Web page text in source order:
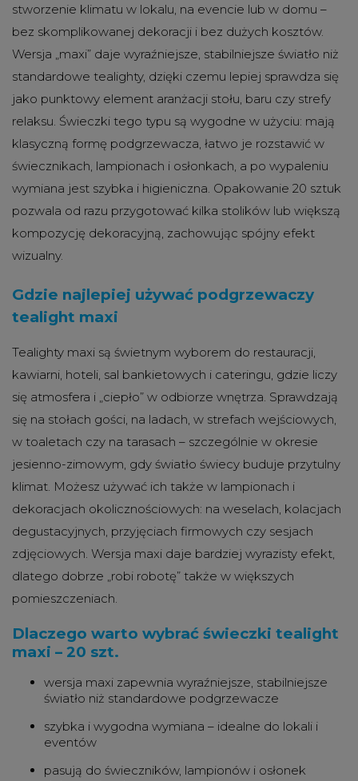
stworzenie klimatu w lokalu, na evencie lub w domu –
bez skomplikowanej dekoracji i bez dużych kosztów.
Wersja „maxi” daje wyraźniejsze, stabilniejsze światło niż
standardowe tealighty, dzięki czemu lepiej sprawdza się
jako punktowy element aranżacji stołu, baru czy strefy
relaksu. Świeczki tego typu są wygodne w użyciu: mają
klasyczną formę podgrzewacza, łatwo je rozstawić w
świecznikach, lampionach i osłonkach, a po wypaleniu
wymiana jest szybka i higieniczna. Opakowanie 20 sztuk
pozwala od razu przygotować kilka stolików lub większą
kompozycję dekoracyjną, zachowując spójny efekt
wizualny.
Gdzie najlepiej używać podgrzewaczy
tealight maxi
Tealighty maxi są świetnym wyborem do restauracji,
kawiarni, hoteli, sal bankietowych i cateringu, gdzie liczy
się atmosfera i „ciepło” w odbiorze wnętrza. Sprawdzają
się na stołach gości, na ladach, w strefach wejściowych,
w toaletach czy na tarasach – szczególnie w okresie
jesienno-zimowym, gdy światło świecy buduje przytulny
klimat. Możesz używać ich także w lampionach i
dekoracjach okolicznościowych: na weselach, kolacjach
degustacyjnych, przyjęciach firmowych czy sesjach
zdjęciowych. Wersja maxi daje bardziej wyrazisty efekt,
dlatego dobrze „robi robotę” także w większych
pomieszczeniach.
Dlaczego warto wybrać świeczki tealight
maxi – 20 szt.
wersja maxi zapewnia wyraźniejsze, stabilniejsze
światło niż standardowe podgrzewacze
szybka i wygodna wymiana – idealne do lokali i
eventów
pasują do świeczników, lampionów i osłonek